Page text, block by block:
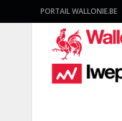
PORTAIL WALLONIE.BE